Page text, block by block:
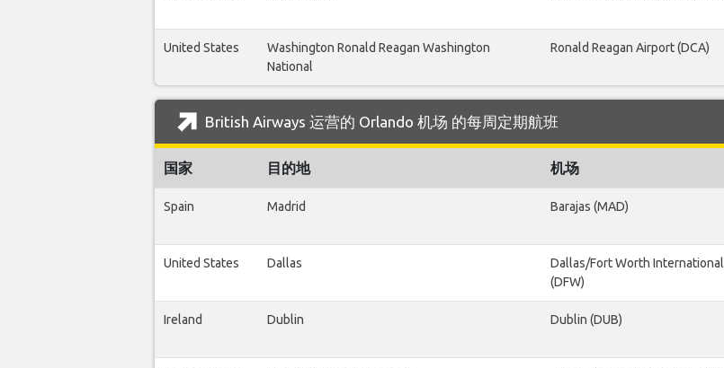
United States
Washington Ronald Reagan Washington
National
Ronald Reagan Airport (DCA)
British Airways 运营的 Orlando 机场 的每周定期航班
国家 目的地 机场
Spain Madrid Barajas (MAD)
United States Dallas
Dallas/Fort Worth International
(DFW)
Ireland Dublin Dublin (DUB)